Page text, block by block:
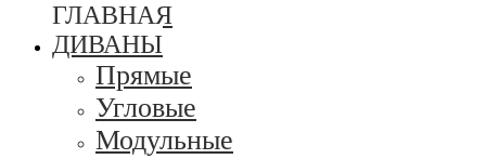
ГЛАВНАЯ
ДИВАНЫ
Прямые
Угловые
Модульные